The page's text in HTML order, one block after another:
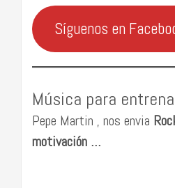
Síguenos en
Música para
Pepe Martin , nos envia
motivación …